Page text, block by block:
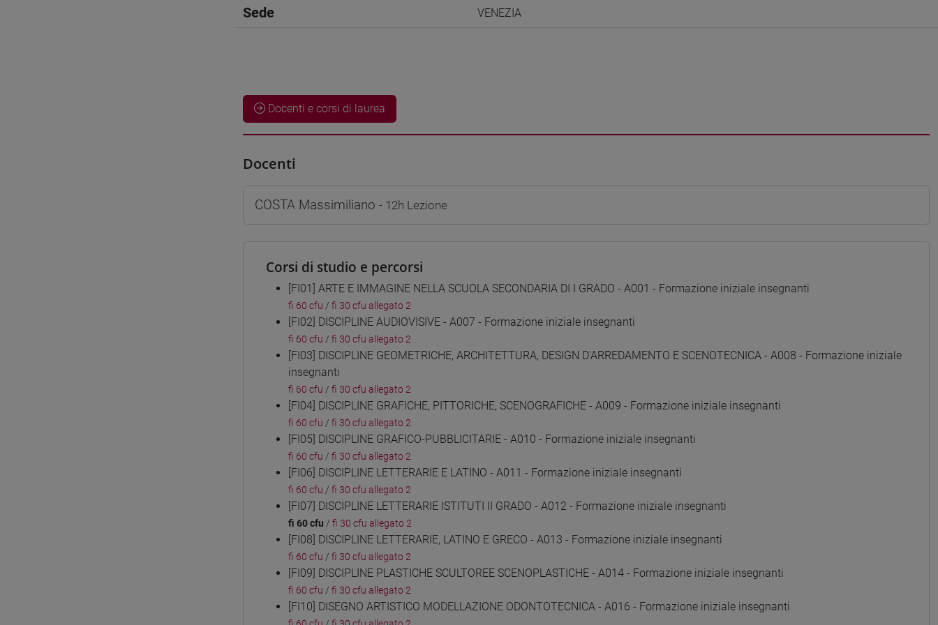
Sede VENEZIA
Docenti e corsi di laurea
Docenti
COSTA Massimiliano - 12h Lezione
Corsi di studio e percorsi
[FI01] ARTE E IMMAGINE NELLA SCUOLA SECONDARIA DI I GRADO - A001 - Formazione iniziale insegnanti
fi 60 cfu / fi 30 cfu allegato 2
[FI02] DISCIPLINE AUDIOVISIVE - A007 - Formazione iniziale insegnanti
fi 60 cfu / fi 30 cfu allegato 2
[FI03] DISCIPLINE GEOMETRICHE, ARCHITETTURA, DESIGN D'ARREDAMENTO E SCENOTECNICA - A008 - Formazione iniziale
insegnanti
fi 60 cfu / fi 30 cfu allegato 2
[FI04] DISCIPLINE GRAFICHE, PITTORICHE, SCENOGRAFICHE - A009 - Formazione iniziale insegnanti
fi 60 cfu / fi 30 cfu allegato 2
[FI05] DISCIPLINE GRAFICO-PUBBLICITARIE - A010 - Formazione iniziale insegnanti
fi 60 cfu / fi 30 cfu allegato 2
[FI06] DISCIPLINE LETTERARIE E LATINO - A011 - Formazione iniziale insegnanti
fi 60 cfu / fi 30 cfu allegato 2
[FI07] DISCIPLINE LETTERARIE ISTITUTI II GRADO - A012 - Formazione iniziale insegnanti
fi 60 cfu / fi 30 cfu allegato 2
[FI08] DISCIPLINE LETTERARIE, LATINO E GRECO - A013 - Formazione iniziale insegnanti
fi 60 cfu / fi 30 cfu allegato 2
[FI09] DISCIPLINE PLASTICHE SCULTOREE SCENOPLASTICHE - A014 - Formazione iniziale insegnanti
fi 60 cfu / fi 30 cfu allegato 2
[FI10] DISEGNO ARTISTICO MODELLAZIONE ODONTOTECNICA - A016 - Formazione iniziale insegnanti